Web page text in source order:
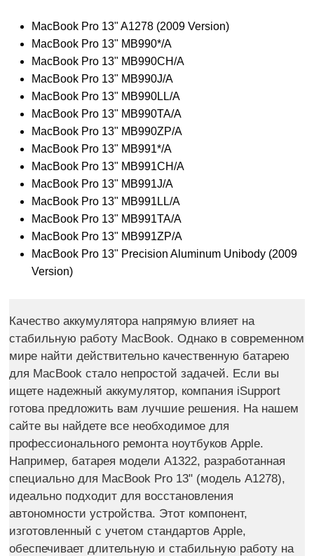
MacBook Pro 13" A1278 (2009 Version)
MacBook Pro 13" MB990*/A
MacBook Pro 13" MB990CH/A
MacBook Pro 13" MB990J/A
MacBook Pro 13" MB990LL/A
MacBook Pro 13" MB990TA/A
MacBook Pro 13" MB990ZP/A
MacBook Pro 13" MB991*/A
MacBook Pro 13" MB991CH/A
MacBook Pro 13" MB991J/A
MacBook Pro 13" MB991LL/A
MacBook Pro 13" MB991TA/A
MacBook Pro 13" MB991ZP/A
MacBook Pro 13" Precision Aluminum Unibody (2009
Version)
Качество аккумулятора напрямую влияет на
стабильную работу MacBook. Однако в современном
мире найти действительно качественную батарею
для MacBook стало непростой задачей. Если вы
ищете надежный аккумулятор, компания iSupport
готова предложить вам лучшие решения. На нашем
сайте вы найдете все необходимое для
профессионального ремонта ноутбуков Apple.
Например, батарея модели А1322, разработанная
специально для MacBook Pro 13" (модель A1278),
идеально подходит для восстановления
автономности устройства. Этот компонент,
изготовленный с учетом стандартов Apple,
обеспечивает длительную и стабильную работу на